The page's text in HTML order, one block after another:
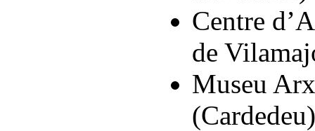
Centre
de
Museu
(Cardedeu)